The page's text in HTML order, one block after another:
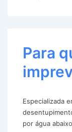
Para
Especializada
por água